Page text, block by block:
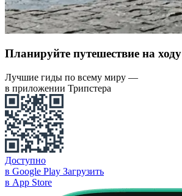
Планируйте путешествие на ходу
Лучшие гиды по всему миру —
в приложении Трипстера
Доступно
в Google Play Загрузить
в App Store